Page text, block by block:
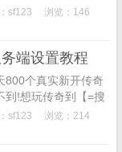
或者是没有设置
问我最多的一个疑
sf123
浏览：146
端设置教程
800个真实新开传奇
到!想玩传奇到【=搜
合击,仿盛大,1.76,
sf123
浏览：214